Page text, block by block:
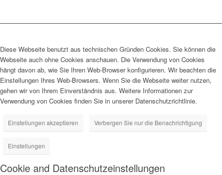
Diese Webseite benutzt aus technischen Gründen Cookies. Sie können die
Webseite auch ohne Cookies anschauen. Die Verwendung von Cookies
hängt davon ab, wie Sie Ihren Web-Browser konfigurieren. Wir beachten die
Einstellungen Ihres Web-Browsers. Wenn Sie die Webseite weiter nutzen,
gehen wir von Ihrem Einverständnis aus. Weitere Informationen zur
Verwendung von Cookies finden Sie in unserer Datenschutzrichtlinie.
Einstellungen akzeptieren Verbergen Sie nur die Benachrichtigung
Einstellungen
Cookie and Datenschutzeinstellungen